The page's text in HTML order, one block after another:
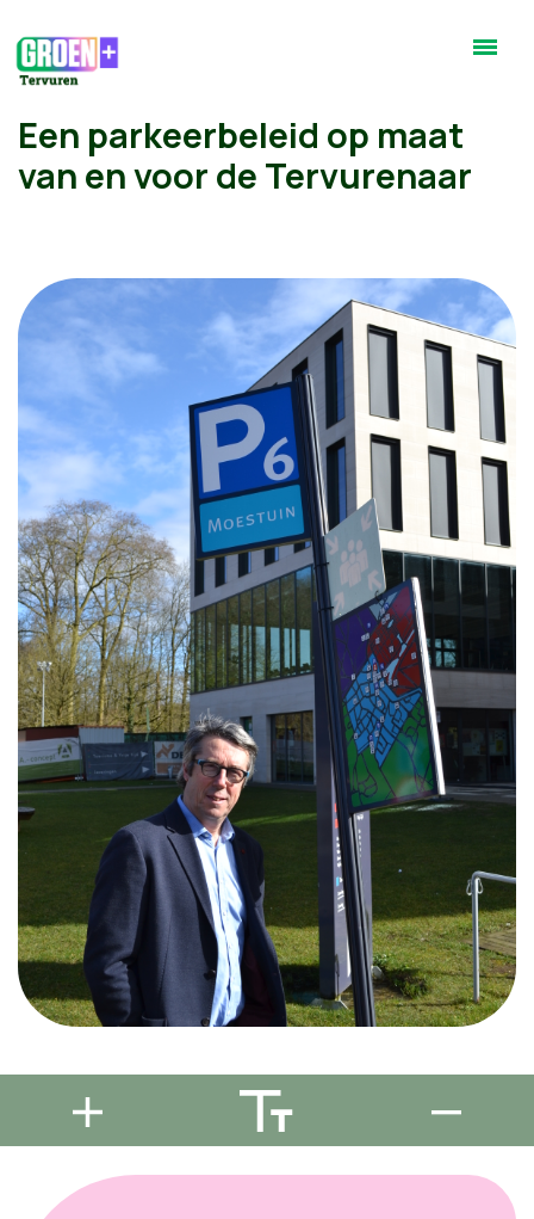
Een parkeerbeleid op maat
van en voor de Tervurenaar